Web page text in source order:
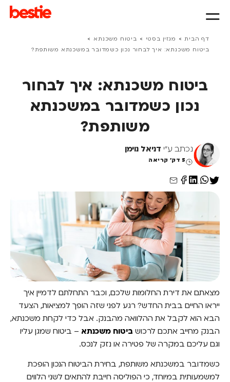
דף הבית > מגזין בסטי > ביטוח משכנתא >
ביטוח משכנתא: איך לבחור נכון כשמדובר במשכנתא משותפת?
ביטוח משכנתא: איך לבחור
נכון כשמדובר במשכנתא
משותפת?
נכתב ע"י דניאל נוימן
5 דק' קריאה
מצאתם את דירת החלומות שלכם, וכבר התחלתם לדמיין איך
ייראו החיים בבית החדש? רגע לפני שזה הופך למציאות, הצעד
הבא הוא לקבל את ההלוואה מהבנק. אבל כדי לקחת משכנתא,
הבנק מחייב אתכם לרכוש ביטוח משכנתא – ביטוח שמגן עליו
וגם עליכם במקרה של פטירה או נזק לנכס.
כשמדובר במשכנתא משותפת, בחירת הביטוח הנכון הופכת
למשמעותית במיוחד, כי הפוליסה חייבת להתאים לשני הלווים